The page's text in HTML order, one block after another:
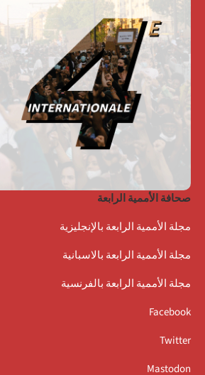
صحافة الأممية الرابعة
مجلة الأممية الرابعة بالإنجليزية
مجلة الأممية الرابعة بالاسبانية
مجلة الأممية الرابعة بالفرنسية
Facebook
Twitter
Mastodon